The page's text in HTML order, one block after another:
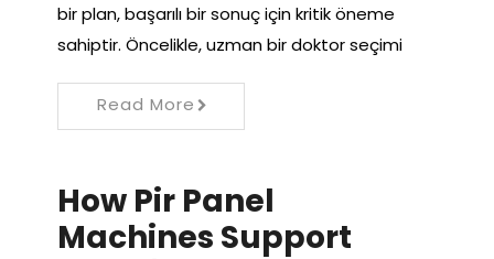
bir plan, başarılı bir sonuç için kritik öneme
sahiptir. Öncelikle, uzman bir doktor seçimi
Read More
How Pir Panel
Machines Support